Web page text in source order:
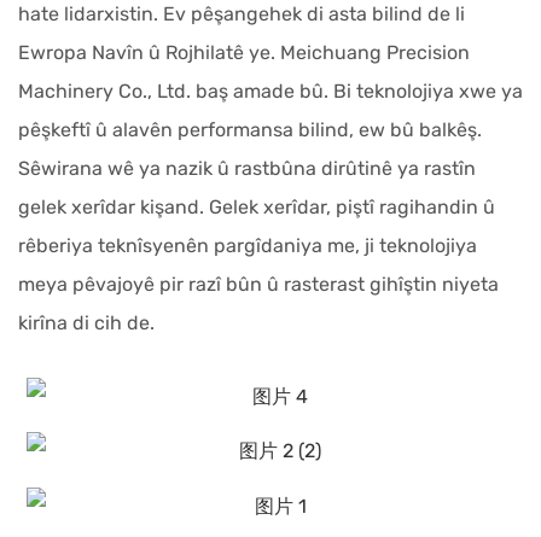
hate lidarxistin. Ev pêşangehek di asta bilind de li
Ewropa Navîn û Rojhilatê ye. Meichuang Precision
Machinery Co., Ltd. baş amade bû. Bi teknolojiya xwe ya
pêşkeftî û alavên performansa bilind, ew bû balkêş.
Sêwirana wê ya nazik û rastbûna dirûtinê ya rastîn
gelek xerîdar kişand. Gelek xerîdar, piştî ragihandin û
rêberiya teknîsyenên pargîdaniya me, ji teknolojiya
meya pêvajoyê pir razî bûn û rasterast gihîştin niyeta
kirîna di cih de.